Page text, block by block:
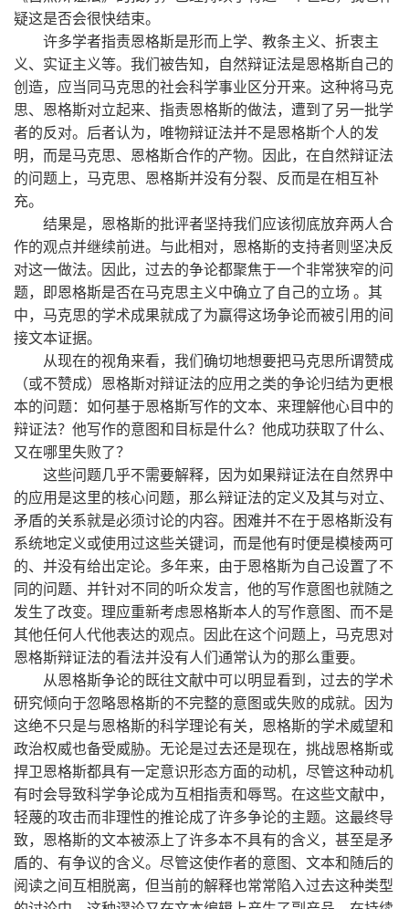
疑这是否会很快结束。
许多学者指责恩格斯是形而上学、教条主义、折衷主
义、实证主义等。我们被告知，自然辩证法是恩格斯自己的
创造，应当同马克思的社会科学事业区分开来。这种将马克
思、恩格斯对立起来、指责恩格斯的做法，遭到了另一批学
者的反对。后者认为，唯物辩证法并不是恩格斯个人的发
明，而是马克思、恩格斯合作的产物。因此，在自然辩证法
的问题上，马克思、恩格斯并没有分裂、反而是在相互补
充。
结果是，恩格斯的批评者坚持我们应该彻底放弃两人合
作的观点并继续前进。与此相对，恩格斯的支持者则坚决反
对这一做法。因此，过去的争论都聚焦于一个非常狭窄的问
题，即恩格斯是否在马克思主义中确立了自己的立场 。其
中，马克思的学术成果就成了为赢得这场争论而被引用的间
接文本证据。
从现在的视角来看，我们确切地想要把马克思所谓赞成
（或不赞成）恩格斯对辩证法的应用之类的争论归结为更根
本的问题：如何基于恩格斯写作的文本、来理解他心目中的
辩证法？他写作的意图和目标是什么？他成功获取了什么、
又在哪里失败了？
这些问题几乎不需要解释，因为如果辩证法在自然界中
的应用是这里的核心问题，那么辩证法的定义及其与对立、
矛盾的关系就是必须讨论的内容。困难并不在于恩格斯没有
系统地定义或使用过这些关键词，而是他有时便是模棱两可
的、并没有给出定论。多年来，由于恩格斯为自己设置了不
同的问题、并针对不同的听众发言，他的写作意图也就随之
发生了改变。理应重新考虑恩格斯本人的写作意图、而不是
其他任何人代他表达的观点。因此在这个问题上，马克思对
恩格斯辩证法的看法并没有人们通常认为的那么重要。
从恩格斯争论的既往文献中可以明显看到，过去的学术
研究倾向于忽略恩格斯的不完整的意图或失败的成就。因为
这绝不只是与恩格斯的科学理论有关，恩格斯的学术威望和
政治权威也备受威胁。无论是过去还是现在，挑战恩格斯或
捍卫恩格斯都具有一定意识形态方面的动机，尽管这种动机
有时会导致科学争论成为互相指责和辱骂。在这些文献中，
轻蔑的攻击而非理性的推论成了许多争论的主题。这最终导
致，恩格斯的文本被添上了许多本不具有的含义，甚至是矛
盾的、有争议的含义。尽管这使作者的意图、文本和随后的
阅读之间互相脱离，但当前的解释也常常陷入过去这种类型